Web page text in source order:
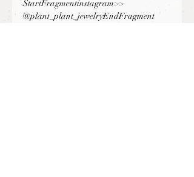
StartFragmentinstagram>>
@plant_plant_jewelryEndFragment